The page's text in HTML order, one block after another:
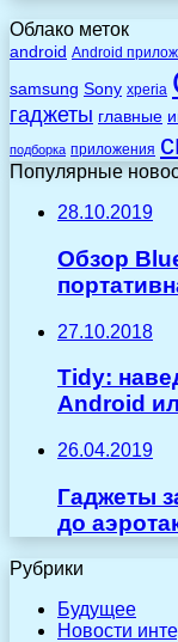
Облако меток
android Android
samsung Sony xperia
гаджеты главные
подборка приложения
Популярные
28.10.2019
Обзор
27.10.2018
Tidy:
Android
26.04.2019
Гаджеты
до
Рубрики
Будущее
Новости